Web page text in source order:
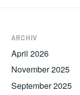
ARCHIV
April 2026
November 2025
September 2025